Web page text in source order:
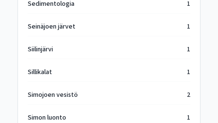
Sedimentologia 1
Seinäjoen järvet 1
Siilinjärvi 1
Sillikalat 1
Simojoen vesistö 2
Simon luonto 1